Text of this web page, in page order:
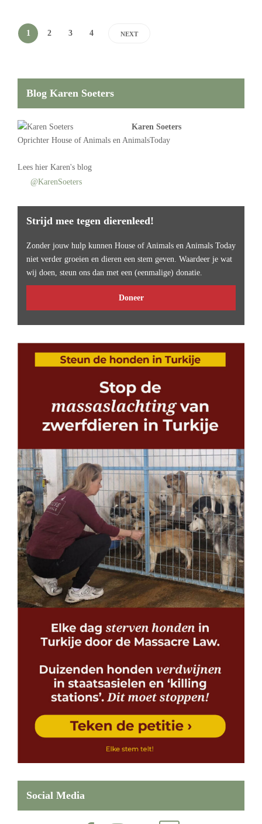
1 2 3 4 NEXT
Blog Karen Soeters
Karen Soeters
Oprichter House of Animals en AnimalsToday
Lees hier Karen's blog
@KarenSoeters
Strijd mee tegen dierenleed!
Zonder jouw hulp kunnen House of Animals en Animals Today
niet verder groeien en dieren een stem geven. Waardeer je wat
wij doen, steun ons dan met een (eenmalige) donatie.
Doneer
Social Media